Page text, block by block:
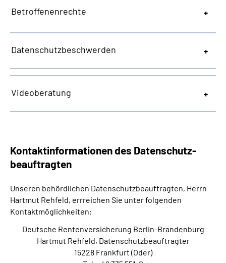
Betroffenenrechte
Datenschutzbeschwerden
Videoberatung
Kontaktinformationen des Datenschutz­
beauftragten
Unseren behördlichen Datenschutzbeauftragten, Herrn
Hartmut Rehfeld, errreichen Sie unter folgenden
Kontaktmöglichkeiten:
Deutsche Rentenversicherung Berlin-Brandenburg
Hartmut Rehfeld, Datenschutzbeauftragter
15228 Frankfurt (Oder)